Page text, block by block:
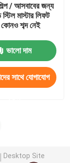
/ আসবাবের জন্য
মাস্টার লিফট
শব্দ নেই
ভালো দাম
সাথে যোগাযোগ
Desktop Site